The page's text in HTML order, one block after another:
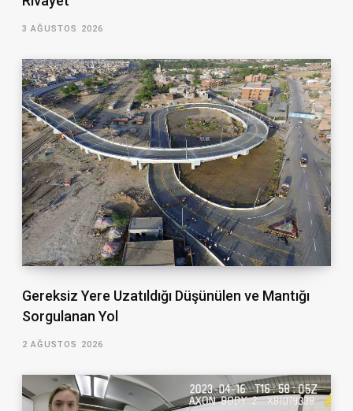
3 AĞUSTOS 2026
Gereksiz Yere Uzatıldığı Düşünülen ve Mantığı
Sorgulanan Yol
2 AĞUSTOS 2026